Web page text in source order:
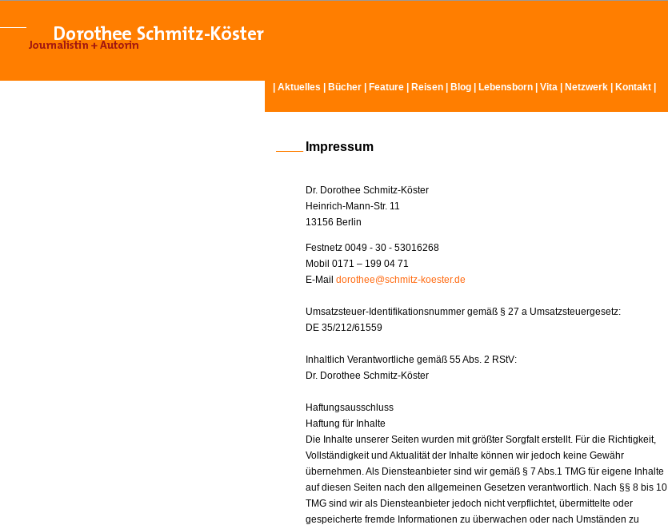
Aktuelles Bücher Feature Reisen Blog Lebensborn Vita Netzwerk Kontakt
Impressum
Dr. Dorothee Schmitz-Köster
Heinrich-Mann-Str. 11
13156 Berlin
Festnetz 0049 - 30 - 53016268
Mobil 0171 – 199 04 71
E-Mail dorothee@schmitz-koester.de
Umsatzsteuer-Identifikationsnummer gemäß § 27 a Umsatzsteuergesetz:
DE 35/212/61559
Inhaltlich Verantwortliche gemäß 55 Abs. 2 RStV:
Dr. Dorothee Schmitz-Köster
Haftungsausschluss
Haftung für Inhalte
Die Inhalte unserer Seiten wurden mit größter Sorgfalt erstellt. Für die Richtigkeit,
Vollständigkeit und Aktualität der Inhalte können wir jedoch keine Gewähr
übernehmen. Als Diensteanbieter sind wir gemäß § 7 Abs.1 TMG für eigene Inhalte
auf diesen Seiten nach den allgemeinen Gesetzen verantwortlich. Nach §§ 8 bis 10
TMG sind wir als Diensteanbieter jedoch nicht verpflichtet, übermittelte oder
gespeicherte fremde Informationen zu überwachen oder nach Umständen zu